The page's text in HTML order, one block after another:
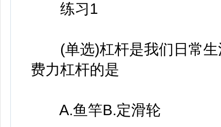
练习1
(单选)杠杆是我们日常生
费力杠杆的是
A.鱼竿B.定滑轮